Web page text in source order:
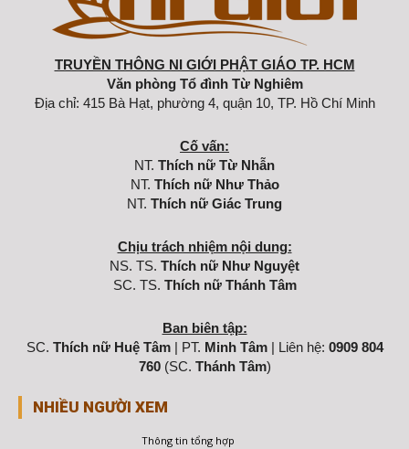
TRUYỀN THÔNG NI GIỚI PHẬT GIÁO TP. HCM
Văn phòng Tổ đình Từ Nghiêm
Địa chỉ: 415 Bà Hạt, phường 4, quận 10, TP. Hồ Chí Minh
Cố vấn:
NT. Thích nữ Từ Nhẫn
NT. Thích nữ Như Thảo
NT. Thích nữ Giác Trung
Chịu trách nhiệm nội dung:
NS. TS. Thích nữ Như Nguyệt
SC. TS. Thích nữ Thánh Tâm
Ban biên tập:
SC. Thích nữ Huệ Tâm| PT. Minh Tâm| Liên hệ: 0909 804
760(SC. Thánh Tâm)
NHIỀU NGƯỜI XEM
Thông tin tổng hợp